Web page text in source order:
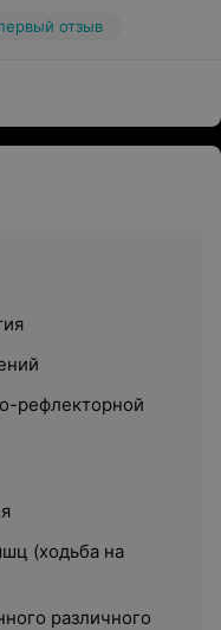
отзыв
рефлекторной
(ходьба на
различного